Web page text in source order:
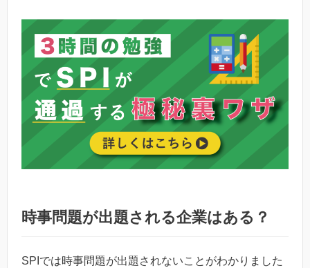
時事問題が出題される企業はある？
SPIでは時事問題が出題されないことがわかりました